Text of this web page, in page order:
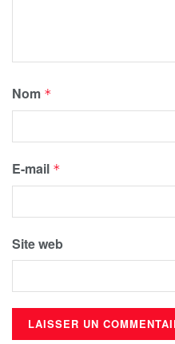
Nom *
E-mail *
Site web